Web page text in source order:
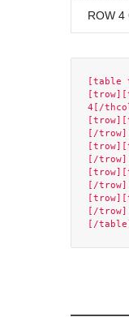
ROW 4
[table
4[/
[/trow]
[/trow]
[/trow]
[/trow]